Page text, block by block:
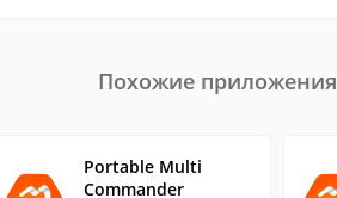
Похожие приложения
Portable Multi
Commander